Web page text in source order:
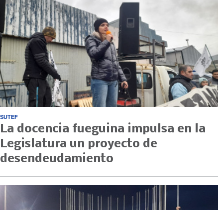
SUTEF
La docencia fueguina impulsa en la
Legislatura un proyecto de
desendeudamiento